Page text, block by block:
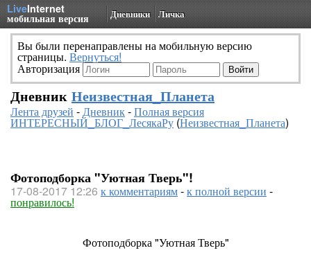
LiveInternet
мобильная версия Дневники Личка
Вы были перенаправлены на мобильную версию
страницы. Вернуться!
Авторизация
Дневник Неизвестная_Планета
Лента друзей -Дневник-Полная версия
ИНТЕРЕСНЫЙ_БЛОГ_ЛесякаРу(Неизвестная_Планета)
Фотоподборка "Уютная Тверь"!
17-08-2017 12:26 к комментариям-к полной версии -
понравилось!
Фотоподборка "Уютная Тверь"